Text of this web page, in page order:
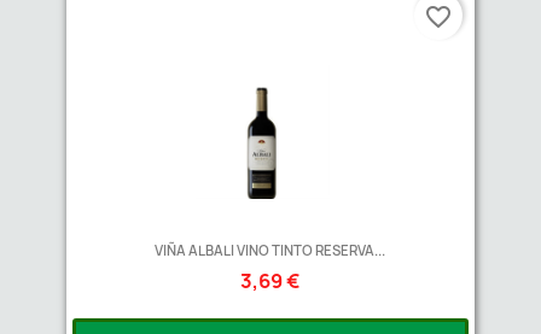
VIÑA ALBALI VINO TINTO RESERVA...
3,69 €
favorite_border